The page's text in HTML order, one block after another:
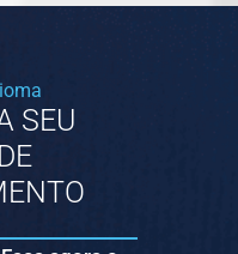
SEU